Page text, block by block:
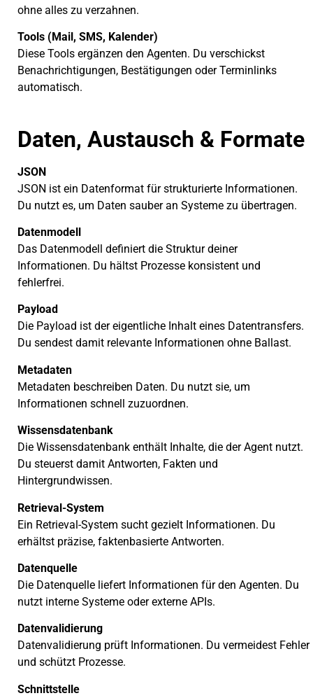
ohne alles zu verzahnen.
Tools (Mail, SMS, Kalender)
Diese Tools ergänzen den Agenten. Du verschickst
Benachrichtigungen, Bestätigungen oder Terminlinks
automatisch.
Daten, Austausch & Formate
JSON
JSON ist ein Datenformat für strukturierte Informationen.
Du nutzt es, um Daten sauber an Systeme zu übertragen.
Datenmodell
Das Datenmodell definiert die Struktur deiner
Informationen. Du hältst Prozesse konsistent und
fehlerfrei.
Payload
Die Payload ist der eigentliche Inhalt eines Datentransfers.
Du sendest damit relevante Informationen ohne Ballast.
Metadaten
Metadaten beschreiben Daten. Du nutzt sie, um
Informationen schnell zuzuordnen.
Wissensdatenbank
Die Wissensdatenbank enthält Inhalte, die der Agent nutzt.
Du steuerst damit Antworten, Fakten und
Hintergrundwissen.
Retrieval-System
Ein Retrieval-System sucht gezielt Informationen. Du
erhältst präzise, faktenbasierte Antworten.
Datenquelle
Die Datenquelle liefert Informationen für den Agenten. Du
nutzt interne Systeme oder externe APIs.
Datenvalidierung
Datenvalidierung prüft Informationen. Du vermeidest Fehler
und schützt Prozesse.
Schnittstelle